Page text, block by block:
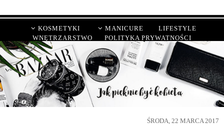
KOSMETYKI MANICURE
LIFESTYLE
WNĘTRZARSTWO
POLITYKA PRYWATNOŚCI
ŚRODA, 22 MARCA 2017